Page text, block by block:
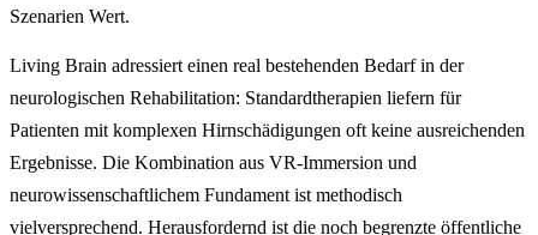
Szenarien Wert.
Living Brain adressiert einen real bestehenden Bedarf in der
neurologischen Rehabilitation: Standardtherapien liefern für
Patienten mit komplexen Hirnschädigungen oft keine ausreichenden
Ergebnisse. Die Kombination aus VR-Immersion und
neurowissenschaftlichem Fundament ist methodisch
vielversprechend. Herausfordernd ist die noch begrenzte öffentliche